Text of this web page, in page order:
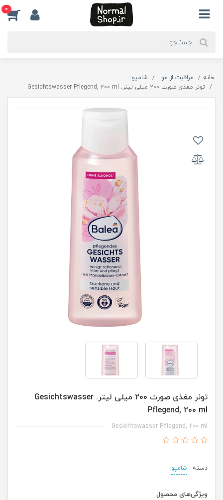
0
خانه مراقبت از مو
شامپو
تونر مغذی صورت 200 میلی لیتر. Gesichtswasser Pflegend, 200 ml
تونر مغذی صورت 200 میلی لیتر. Gesichtswasser
Pflegend, 200 ml
Gesichtswasser Pflegend, 200 ml
دسته : شامپو
ویژگی‌های محصول